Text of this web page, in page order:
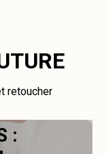
retoucher
: